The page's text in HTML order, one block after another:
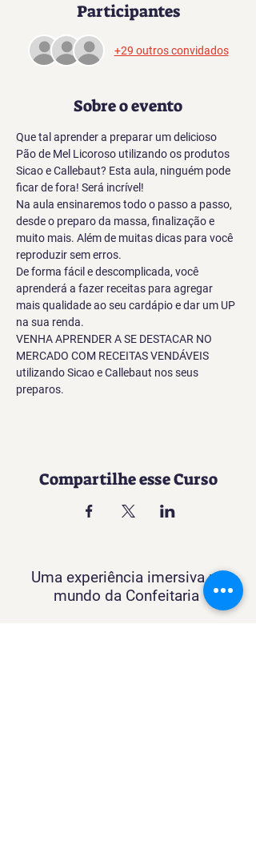
Participantes
+29 outros convidados
Sobre o evento
Que tal aprender a preparar um delicioso
Pão de Mel Licoroso utilizando os produtos
Sicao e Callebaut? Esta aula, ninguém pode
ficar de fora! Será incrível!
Na aula ensinaremos todo o passo a passo,
desde o preparo da massa, finalização e
muito mais. Além de muitas dicas para você
reproduzir sem erros.
De forma fácil e descomplicada, você
aprenderá a fazer receitas para agregar
mais qualidade ao seu cardápio e dar um UP
na sua renda.
VENHA APRENDER A SE DESTACAR NO
MERCADO COM RECEITAS VENDÁVEIS
utilizando Sicao e Callebaut nos seus
preparos.
Compartilhe esse Curso
Uma experiência imersiva no
mundo da Confeitaria